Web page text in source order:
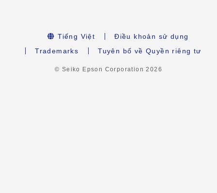
Tiếng Việt
Điều khoản sử dụng
Trademarks
Tuyên bố về Quyền riêng tư
© Seiko Epson Corporation2026